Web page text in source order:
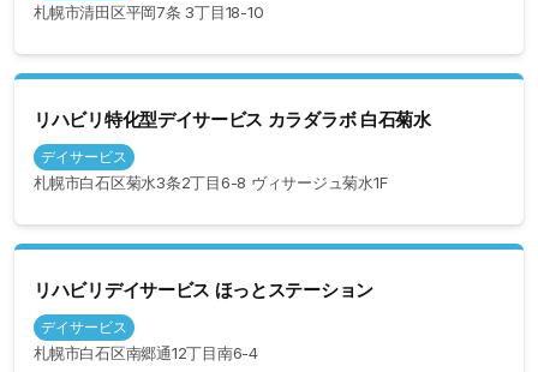
札幌市清田区平岡7条 3丁目18-10
リハビリ特化型デイサービス カラダラボ 白石菊水
デイサービス
札幌市白石区菊水3条2丁目6-8 ヴィサージュ菊水1F
リハビリデイサービス ほっとステーション
デイサービス
札幌市白石区南郷通12丁目南6-4